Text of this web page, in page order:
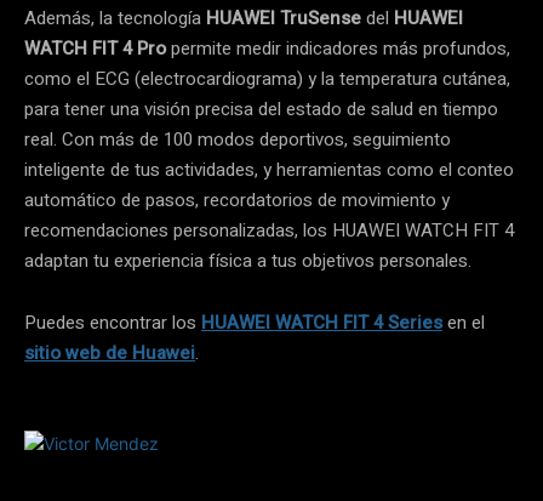
Además, la tecnología HUAWEI TruSensedel HUAWEI
WATCH FIT 4 Propermite medir indicadores más profundos,
como el ECG (electrocardiograma) y la temperatura cutánea,
para tener una visión precisa del estado de salud en tiempo
real. Con más de 100 modos deportivos, seguimiento
inteligente de tus actividades, y herramientas como el conteo
automático de pasos, recordatorios de movimiento y
recomendaciones personalizadas, los HUAWEI WATCH FIT 4
adaptan tu experiencia física a tus objetivos personales.
Puedes encontrar los HUAWEI WATCH FIT 4 Seriesen el
sitio web de Huawei.